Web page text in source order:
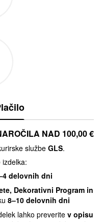
NAD 100,00 €
službe GLS.
delovnih dni
Dekorativni Program in
8–10 delovnih dni
lahko preverite v opisu